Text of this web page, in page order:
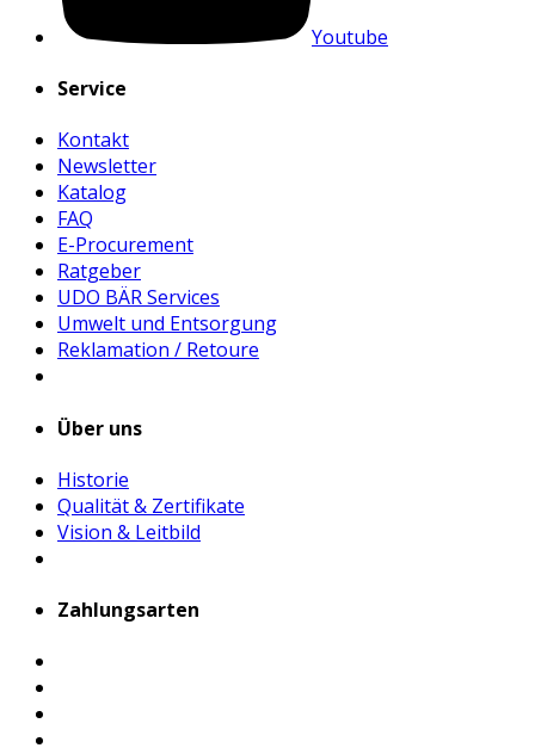
Youtube
Service
Kontakt
Newsletter
Katalog
FAQ
E-Procurement
Ratgeber
UDO BÄR Services
Umwelt und Entsorgung
Reklamation / Retoure
Über uns
Historie
Qualität & Zertifikate
Vision & Leitbild
Zahlungsarten